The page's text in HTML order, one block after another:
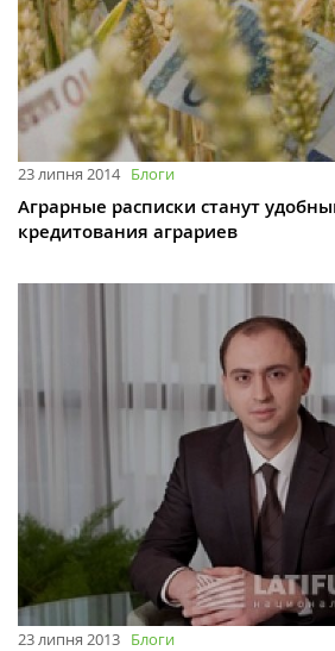
23 липня 2014 Блоги
Аграрные расписки станут
кредитования аграриев
23 липня 2013 Блоги